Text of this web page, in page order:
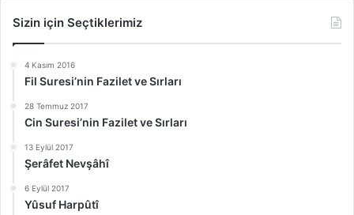
Sizin için Seçtiklerimiz
4 Kasım 2016
Fil Suresi’nin Fazilet ve Sırları
28 Temmuz 2017
Cin Suresi’nin Fazilet ve Sırları
13 Eylül 2017
Şerâfet Nevşâhî
6 Eylül 2017
Yûsuf Harpûtî